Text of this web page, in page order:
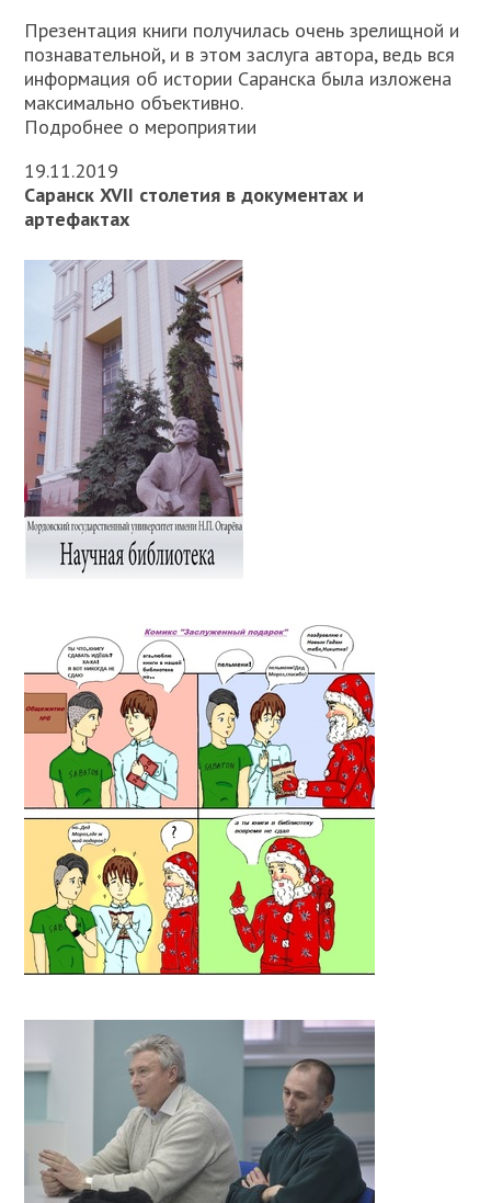
Презентация книги получилась очень зрелищной и
познавательной, и в этом заслуга автора, ведь вся
информация об истории Саранска была изложена
максимально объективно.
Подробнее о мероприятии
19.11.2019
Саранск XVII столетия в документах и
артефактах